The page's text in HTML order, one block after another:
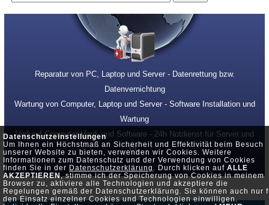
Datenschutzeinstellungen
Um Ihnen ein Höchstmaß an Sicherheit und Effektivität beim Besuch
unserer Website zu bieten, verwenden wir Cookies. Weitere
Informationen zum Datenschutz und der Verwendung von Cookies
finden Sie in der Datenschutzerklärung . Durch klicken auf ALLE
AKZEPTIEREN, stimme ich der Speicherung von Cookies in meinem
Browser zu, aktiviere alle Technologien und akzeptiere die
Regelungen gemäß der Datenschutzerklärung. Sie können auch nur
den Einsatz einzelner Cookies und Technologien einwilligen.
Reparatur von PC, Laptop und Server - Datenrettung bzw.
Datenvernichtung
Wartung von Computer, Laptop und Server - Software Installation und
Wartung
Verkauf Computer Hard- und Software - 24h Notdienst für Server und
PC